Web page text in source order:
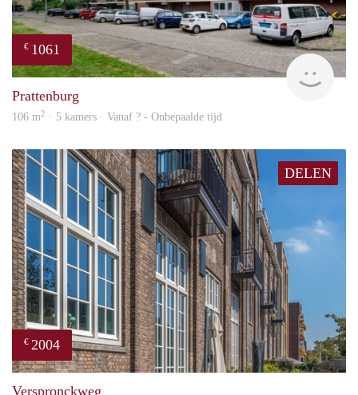
€ 1061
Prattenburg
106 m2 · 5 kamers · Vanaf ? - Onbepaalde tijd
DELEN
€ 2004
Verspronckweg